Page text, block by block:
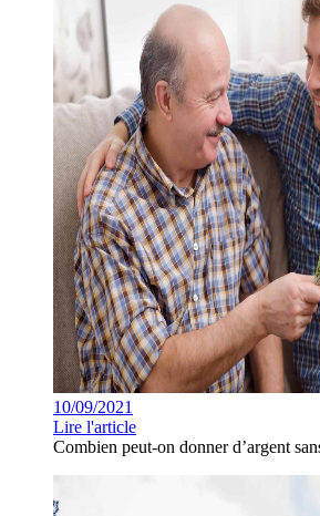
10/09/2021
Lire l'article
Combien peut-on donner d’argent